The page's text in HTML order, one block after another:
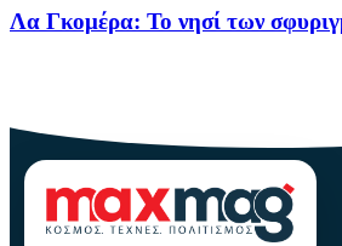
Λα Γκομέρα: Το νησί των